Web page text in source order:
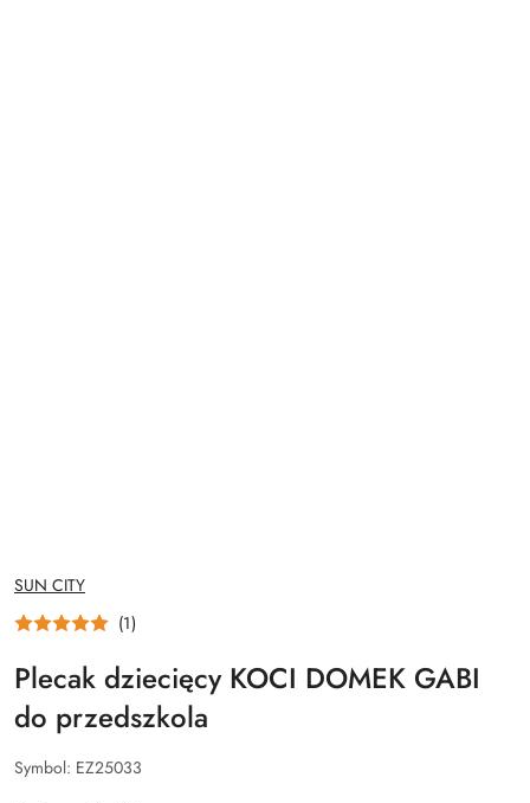
NAZWA
PRODUCENTA:
SUN CITY
(1)
Plecak dziecięcy KOCI DOMEK GABI
do przedszkola
Symbol: EZ25033